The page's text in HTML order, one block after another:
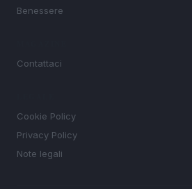
Benessere
Contattaci
Cookie Policy
Privacy Policy
Note legali